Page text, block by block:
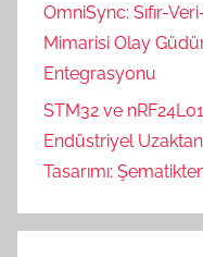
OmniSync: Sıfır-
Mimarisi Olay
Entegrasyonu
STM32 ve
Endüstriyel
Tasarımı: